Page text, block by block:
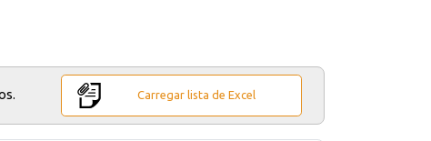
Carregar lista de Excel